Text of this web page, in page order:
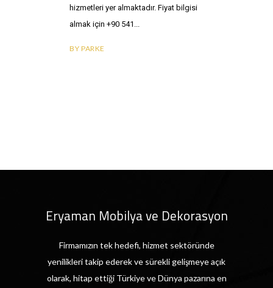
hizmetleri yer almaktadır. Fiyat bilgisi
almak için +90 541
BY PARKE
Eryaman Mobilya ve Dekorasyon
Firmamızın tek hedefi, hizmet sektöründe
yenilikleri takip ederek ve sürekli gelişmeye açık
olarak, hitap ettiği Türkiye ve Dünya pazarına en